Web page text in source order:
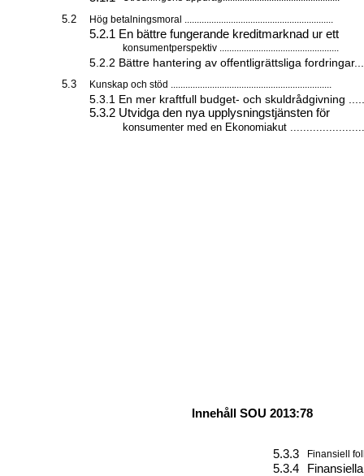
5.2 Hög betalningsmoral .............................................................
5.2.1 En bättre fungerande kreditmarknad ur ett
konsumentperspektiv .................................................
5.2.2 Bättre hantering av offentligrättsliga
5.3 Kunskap och stöd ..................................................................
5.3.1 En mer kraftfull budget- och skuldrådgivning
5.3.2 Utvidga den nya upplysningstjänsten för
konsumenter med en Ekonomiakut
Innehåll SOU 2013:78
5.3.3 Finansiell
5.3.4